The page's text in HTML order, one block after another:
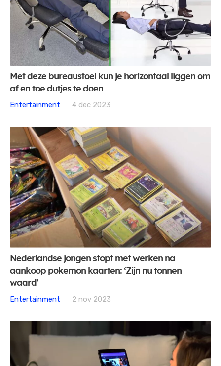
Met deze bureaustoel kun je horizontaal liggen om
af en toe dutjes te doen
Entertainment
4 dec 2023
Nederlandse jongen stopt met werken na
aankoop pokemon kaarten: ‘Zijn nu tonnen
waard’
Entertainment
2 nov 2023